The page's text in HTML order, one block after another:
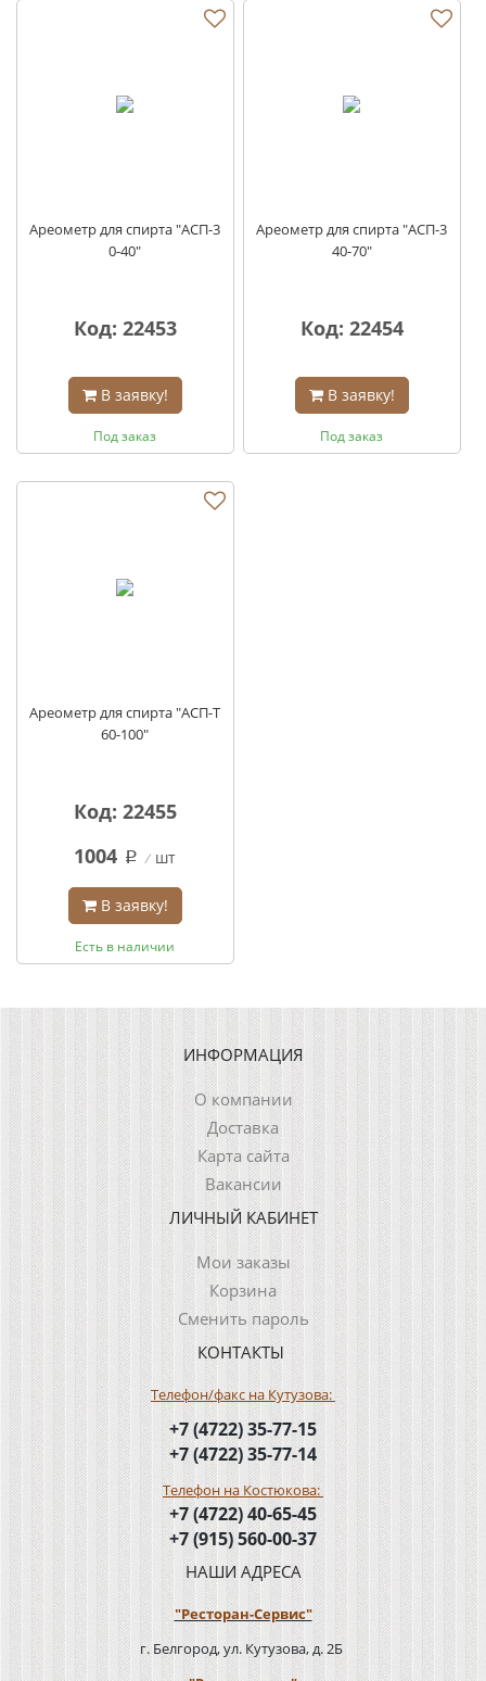
Ареометр для спирта "АСП-3
0-40"
Код: 22453
В заявку!
Под заказ
Ареометр для спирта "АСП-3
40-70"
Код: 22454
В заявку!
Под заказ
Ареометр для спирта "АСП-T
60-100"
Код: 22455
1004 q шт
В заявку!
Есть в наличии
ИНФОРМАЦИЯ
О компании
Доставка
Карта сайта
Вакансии
ЛИЧНЫЙ КАБИНЕТ
Мои заказы
Корзина
Сменить пароль
КОНТАКТЫ
Телефон/факс на Кутузова:
+7 (4722) 35-77-15
+7 (4722) 35-77-14
Телефон на Костюкова:
+7 (4722) 40-65-45
+7 (915) 560-00-37
НАШИ АДРЕСА
"Ресторан-Сервис"
г. Белгород, ул. Кутузова, д. 2Б